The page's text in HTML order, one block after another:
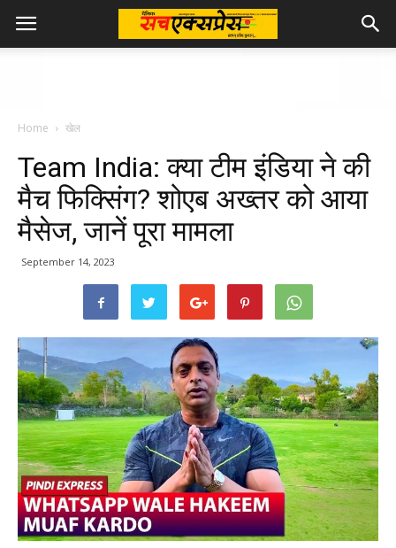
Home खेल
Team India: क्या टीम इंडिया ने की
मैच फिक्सिंग? शोएब अख्तर को आया
मैसेज, जानें पूरा मामला
September 14, 2023